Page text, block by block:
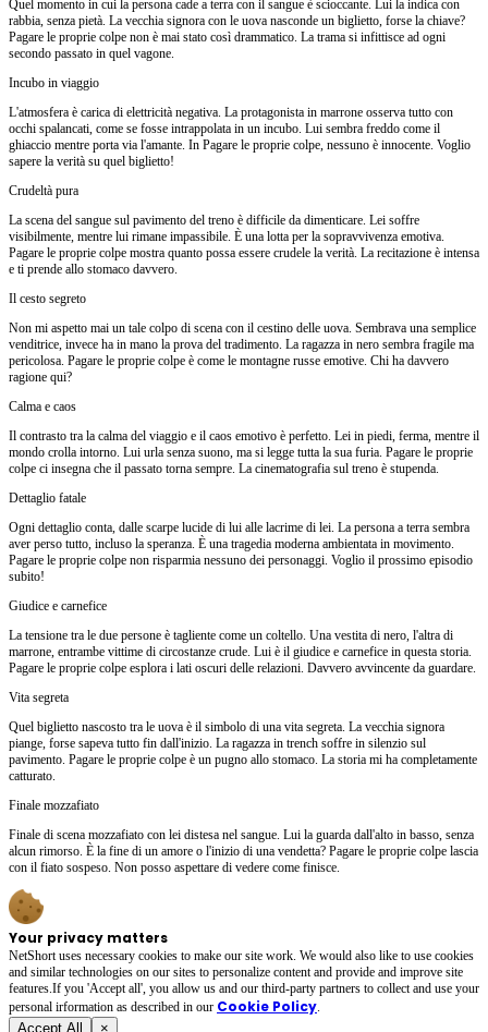
Quel momento in cui la persona cade a terra con il sangue è scioccante. Lui la indica con
rabbia, senza pietà. La vecchia signora con le uova nasconde un biglietto, forse la chiave?
Pagare le proprie colpe non è mai stato così drammatico. La trama si infittisce ad ogni
secondo passato in quel vagone.
Incubo in viaggio
L'atmosfera è carica di elettricità negativa. La protagonista in marrone osserva tutto con
occhi spalancati, come se fosse intrappolata in un incubo. Lui sembra freddo come il
ghiaccio mentre porta via l'amante. In Pagare le proprie colpe, nessuno è innocente. Voglio
sapere la verità su quel biglietto!
Crudeltà pura
La scena del sangue sul pavimento del treno è difficile da dimenticare. Lei soffre
visibilmente, mentre lui rimane impassibile. È una lotta per la sopravvivenza emotiva.
Pagare le proprie colpe mostra quanto possa essere crudele la verità. La recitazione è intensa
e ti prende allo stomaco davvero.
Il cesto segreto
Non mi aspetto mai un tale colpo di scena con il cestino delle uova. Sembrava una semplice
venditrice, invece ha in mano la prova del tradimento. La ragazza in nero sembra fragile ma
pericolosa. Pagare le proprie colpe è come le montagne russe emotive. Chi ha davvero
ragione qui?
Calma e caos
Il contrasto tra la calma del viaggio e il caos emotivo è perfetto. Lei in piedi, ferma, mentre il
mondo crolla intorno. Lui urla senza suono, ma si legge tutta la sua furia. Pagare le proprie
colpe ci insegna che il passato torna sempre. La cinematografia sul treno è stupenda.
Dettaglio fatale
Ogni dettaglio conta, dalle scarpe lucide di lui alle lacrime di lei. La persona a terra sembra
aver perso tutto, incluso la speranza. È una tragedia moderna ambientata in movimento.
Pagare le proprie colpe non risparmia nessuno dei personaggi. Voglio il prossimo episodio
subito!
Giudice e carnefice
La tensione tra le due persone è tagliente come un coltello. Una vestita di nero, l'altra di
marrone, entrambe vittime di circostanze crude. Lui è il giudice e carnefice in questa storia.
Pagare le proprie colpe esplora i lati oscuri delle relazioni. Davvero avvincente da guardare.
Vita segreta
Quel biglietto nascosto tra le uova è il simbolo di una vita segreta. La vecchia signora
piange, forse sapeva tutto fin dall'inizio. La ragazza in trench soffre in silenzio sul
pavimento. Pagare le proprie colpe è un pugno allo stomaco. La storia mi ha completamente
catturato.
Finale mozzafiato
Finale di scena mozzafiato con lei distesa nel sangue. Lui la guarda dall'alto in basso, senza
alcun rimorso. È la fine di un amore o l'inizio di una vendetta? Pagare le proprie colpe lascia
con il fiato sospeso. Non posso aspettare di vedere come finisce.
Your privacy matters
NetShort uses necessary cookies to make our site work. We would also like to use cookies
and similar technologies on our sites to personalize content and provide and improve site
features.If you 'Accept all', you allow us and our third-party partners to collect and use your
personal irformation as described in our Cookie Policy.
Accept All ×